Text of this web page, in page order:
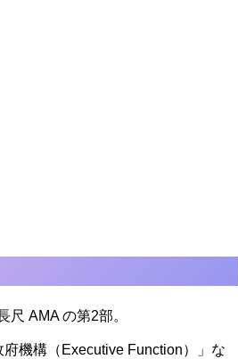
AMA の第2部。
機構（Executive Function）」な